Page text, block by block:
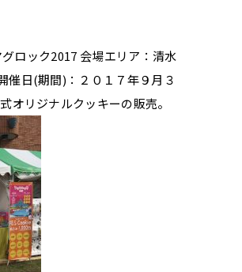
ロック2017 会場エリア：清水
催日(期間)：２０１７年９月３
オリジナルクッキーの販売。